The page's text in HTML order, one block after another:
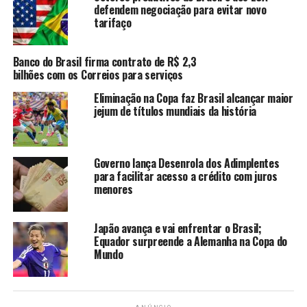
Horizonte, Brasília, Fortaleza, Porto Alegre, Recife, Rio
de Janeiro, Salvador e São Paulo.
TÓPICOS RELACIONADOS: BRASIL FUTEBOL
NOTÍCIAS
SELEÇÃO
A SEGUIR
II MTB Flash Ride atrai atletas de quatro estados e
agita a cidade de Iguatu
NÃO PERCA
Polícia Civil do Ceará prendeu comerciante da cidade de
Icó apontado como o “02” da facção criminosa
Comando Vermelho
Daniela Lima
defendem negociação para evitar novo
tarifaço
Banco do Brasil firma contrato de R$ 2,3
bilhões com os Correios para serviços
Eliminação na Copa faz Brasil alcançar maior
jejum de títulos mundiais da história
Governo lança Desenrola dos Adimplentes
para facilitar acesso a crédito com juros
menores
Japão avança e vai enfrentar o Brasil;
Equador surpreende a Alemanha na Copa do
Mundo